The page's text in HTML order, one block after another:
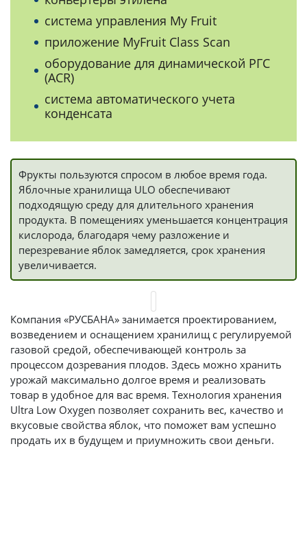
система управления My Fruit
приложение MyFruit Class Scan
оборудование для динамической РГС
(ACR)
система автоматического учета
конденсата
Фрукты пользуются спросом в любое время года.
Яблочные хранилища ULO обеспечивают
подходящую среду для длительного хранения
продукта. В помещениях уменьшается концентрация
кислорода, благодаря чему разложение и
перезревание яблок замедляется, срок хранения
увеличивается.
Компания «РУСБАНА» занимается проектированием,
возведением и оснащением хранилищ с регулируемой
газовой средой, обеспечивающей контроль за
процессом дозревания плодов. Здесь можно хранить
урожай максимально долгое время и реализовать
товар в удобное для вас время. Технология хранения
Ultra Low Oxygen позволяет сохранить вес, качество и
вкусовые свойства яблок, что поможет вам успешно
продать их в будущем и приумножить свои деньги.